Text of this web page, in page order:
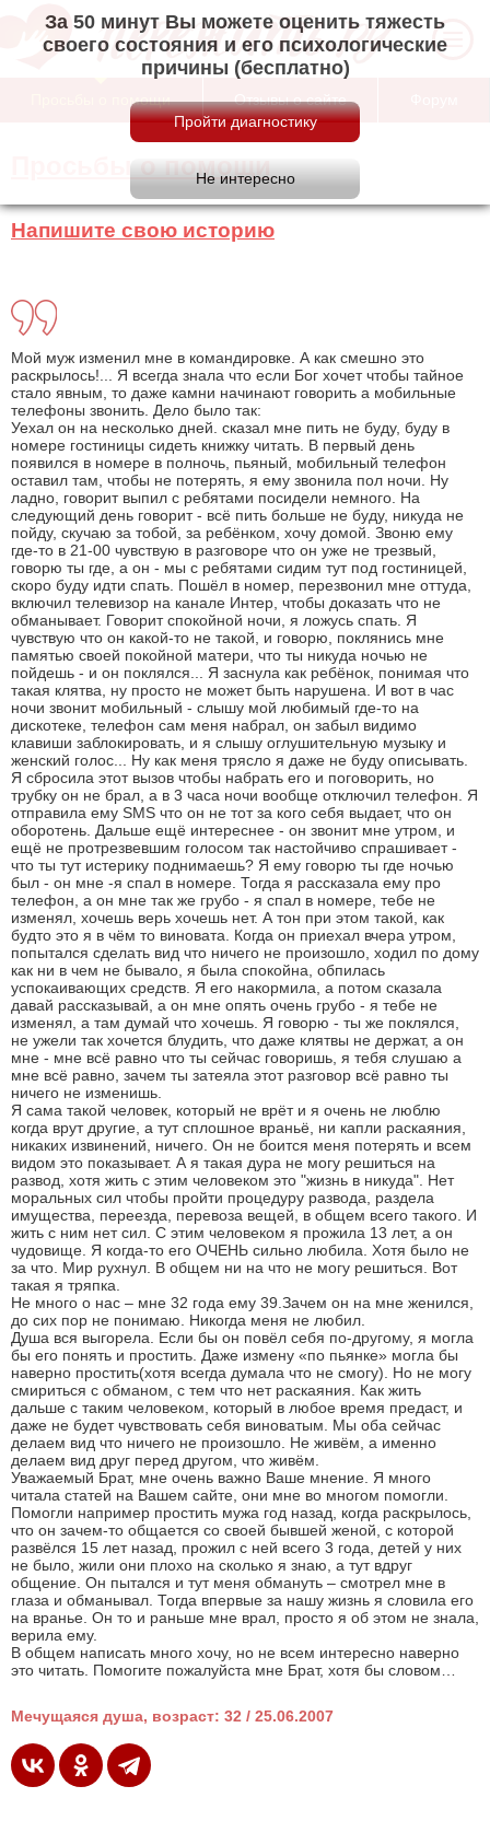
За 50 минут Вы можете оценить тяжесть
своего состояния и его психологические
причины (бесплатно)
Просьбы о помощи Отзывы о сайте
Просьбы о помощи
Напишите свою историю
Мой муж изменил мне в командировке. А как смешно это
раскрылось!... Я всегда знала что если Бог хочет чтобы тайное
стало явным, то даже камни начинают говорить а мобильные
телефоны звонить. Дело было так:
Уехал он на несколько дней. сказал мне пить не буду, буду в
номере гостиницы сидеть книжку читать. В первый день
появился в номере в полночь, пьяный, мобильный телефон
оставил там, чтобы не потерять, я ему звонила пол ночи. Ну
ладно, говорит выпил с ребятами посидели немного. На
следующий день говорит - всё пить больше не буду, никуда не
пойду, скучаю за тобой, за ребёнком, хочу домой. Звоню ему
где-то в 21-00 чувствую в разговоре что он уже не трезвый,
говорю ты где, а он - мы с ребятами сидим тут под гостиницей,
скоро буду идти спать. Пошёл в номер, перезвонил мне оттуда,
включил телевизор на канале Интер, чтобы доказать что не
обманывает. Говорит спокойной ночи, я ложусь спать. Я
чувствую что он какой-то не такой, и говорю, поклянись мне
памятью своей покойной матери, что ты никуда ночью не
пойдешь - и он поклялся... Я заснула как ребёнок, понимая что
такая клятва, ну просто не может быть нарушена. И вот в час
ночи звонит мобильный - слышу мой любимый где-то на
дискотеке, телефон сам меня набрал, он забыл видимо
клавиши заблокировать, и я слышу оглушительную музыку и
женский голос... Ну как меня трясло я даже не буду описывать.
Я сбросила этот вызов чтобы набрать его и поговорить, но
трубку он не брал, а в 3 часа ночи вообще отключил телефон. Я
отправила ему SMS что он не тот за кого себя выдает, что он
оборотень. Дальше ещё интереснее - он звонит мне утром, и
ещё не протрезвевшим голосом так настойчиво спрашивает -
что ты тут истерику поднимаешь? Я ему говорю ты где ночью
был - он мне -я спал в номере. Тогда я рассказала ему про
телефон, а он мне так же грубо - я спал в номере, тебе не
изменял, хочешь верь хочешь нет. А тон при этом такой, как
будто это я в чём то виновата. Когда он приехал вчера утром,
попытался сделать вид что ничего не произошло, ходил по дому
как ни в чем не бывало, я была спокойна, обпилась
успокаивающих средств. Я его накормила, а потом сказала
давай рассказывай, а он мне опять очень грубо - я тебе не
изменял, а там думай что хочешь. Я говорю - ты же поклялся,
не ужели так хочется блудить, что даже клятвы не держат, а он
мне - мне всё равно что ты сейчас говоришь, я тебя слушаю а
мне всё равно, зачем ты затеяла этот разговор всё равно ты
ничего не изменишь.
Я сама такой человек, который не врёт и я очень не люблю
когда врут другие, а тут сплошное враньё, ни капли раскаяния,
никаких извинений, ничего. Он не боится меня потерять и всем
видом это показывает. А я такая дура не могу решиться на
развод, хотя жить с этим человеком это "жизнь в никуда". Нет
моральных сил чтобы пройти процедуру развода, раздела
имущества, переезда, перевоза вещей, в общем всего такого. И
жить с ним нет сил. С этим человеком я прожила 13 лет, а он
чудовище. Я когда-то его ОЧЕНЬ сильно любила. Хотя было не
за что. Мир рухнул. В общем ни на что не могу решиться. Вот
такая я тряпка.
Не много о нас – мне 32 года ему 39.Зачем он на мне женился,
до сих пор не понимаю. Никогда меня не любил.
Душа вся выгорела. Если бы он повёл себя по-другому, я могла
бы его понять и простить. Даже измену «по пьянке» могла бы
наверно простить(хотя всегда думала что не смогу). Но не могу
смириться с обманом, с тем что нет раскаяния. Как жить
дальше с таким человеком, который в любое время предаст, и
даже не будет чувствовать себя виноватым. Мы оба сейчас
делаем вид что ничего не произошло. Не живём, а именно
делаем вид друг перед другом, что живём.
Уважаемый Брат, мне очень важно Ваше мнение. Я много
читала статей на Вашем сайте, они мне во многом помогли.
Помогли например простить мужа год назад, когда раскрылось,
что он зачем-то общается со своей бывшей женой, с которой
развёлся 15 лет назад, прожил с ней всего 3 года, детей у них
не было, жили они плохо на сколько я знаю, а тут вдруг
общение. Он пытался и тут меня обмануть – смотрел мне в
глаза и обманывал. Тогда впервые за нашу жизнь я словила его
на вранье. Он то и раньше мне врал, просто я об этом не знала,
верила ему.
В общем написать много хочу, но не всем интересно наверно
это читать. Помогите пожалуйста мне Брат, хотя бы словом…
Мечущаяся душа, возраст: 32 / 25.06.2007